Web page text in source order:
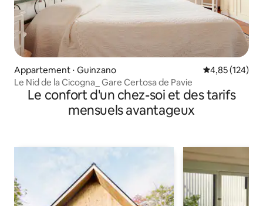
Appartement ⋅ Guinzano Évaluation
4,85 (124)
Le Nid de la Cicogna_ Gare Certosa de Pavie
Le confort d'un chez-soi et des tarifs
mensuels avantageux